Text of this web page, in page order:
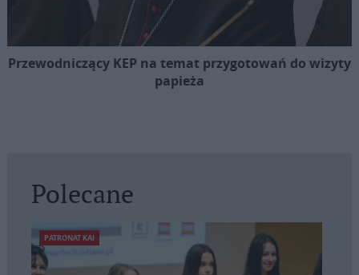
Przewodniczący KEP na temat przygotowań do wizyty
papieża
Polecane
PATRONAT KAI